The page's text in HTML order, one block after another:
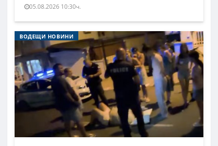
05.08.2026 10:30ч.
ВОДЕЩИ НОВИНИ